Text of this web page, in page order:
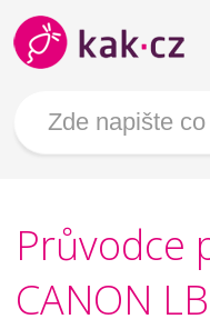
Průvodce
CANON